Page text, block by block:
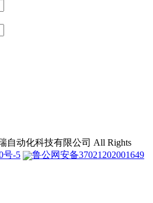
自动化科技有限公司 All Rights
号-5
鲁公网安备37021202001649